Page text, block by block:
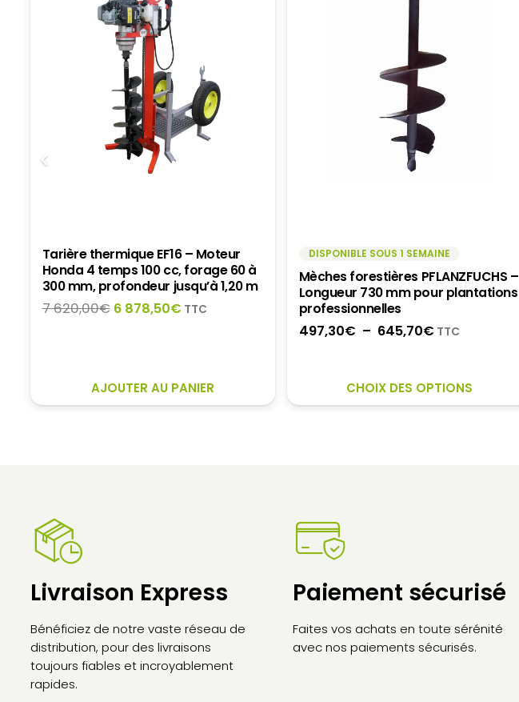
Tarière thermique EF16 – Moteur
Honda 4 temps 100 cc, forage 60 à
300 mm, profondeur jusqu’à 1,20 m
7 620,00€ Le
7
6 878,50€Le
6
TTC
AJOUTER AU PANIER
DISPONIBLE SOUS 1 SEMAINE
Mèches forestières PFLANZFUCHS –
Longueur 730 mm pour plantations
professionnelles
497,30€ – 645,70€Plage
497,30€
à
TTC
CHOIX DES OPTIONS
Livraison Express
Bénéficiez de notre vaste réseau de
distribution, pour des livraisons
toujours fiables et incroyablement
rapides.
Paiement sécurisé
Faites vos achats en toute sérénité
avec nos paiements sécurisés.